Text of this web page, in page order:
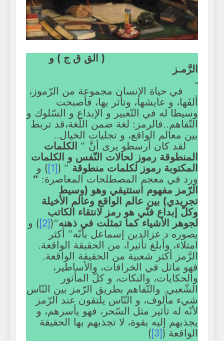
( الق ق ج ) و
الرَّمـز
ـ
في حياة الإنسان مجموعة من الرّموز،
ألفَها، و عايشها، وتأثر بها، فأصبحت
وسيطا له في التّعبير و الإبداع و السّلوك و
التّفاهم..فالرمز: لغة ضمن اللّغة،قد تربط
بين معالم الواقع، و تجليات الخيال..
لقد كان أرسطو يرى أنَّ ” الكلمات
المنطوقة رموز لحالات النّفس و الكلمات
المكتوبة رموز لكلمات منطوقة ” (
[1] ) و
ورد في معجم المصطلحات المعاصرة: ”
الرّمز مفهوم استتيقي وهو (وسيط
تجريدي) بين عالم الواقع وعالم الأخيلة
وكلّ إبداع فنّي هو رمز لانتقاء الكاتب
لجوهر الأشياء كما تمثلت في ذهنه“(
[2] ) و
يصوره د عزالدين إسماعل بأنّه” أكثر
امتلاء، وأبلغ تأثيرا، من الحقيقة الواقعة.
الرَّمز أكثر شعبية من الحقيقة الواقعة.
فهو ماثل في الخرافات، والأساطير،
والحكايات، والنكات، و كلّ المأثور
الشّعبي. والتّفاهم بطريق الرّمز بين النّاس
شيء مألوف، و النّاس يلتقون عند الرّمز
لأنّه له تأثير مثل السّحر، فهو يأسرهم، و
يجذبهم إليه بقوة، لا تجذبهم بها الحقيقة
الواقعة ([3]
)